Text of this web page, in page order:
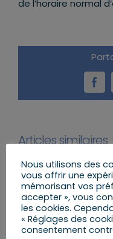
de l’horaire normal
Articles similaires
Nous utilisons des
vous offrir une
mémorisant vos
accepter », vous
les cookies.
« Réglages des
consentement